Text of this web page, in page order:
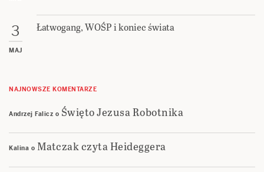
3
MAJ
Łatwogang, WOŚP i koniec świata
NAJNOWSZE KOMENTARZE
Andrzej Falicz o Święto Jezusa Robotnika
Kalina o Matczak czyta Heideggera